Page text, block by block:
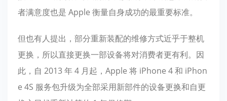
者满意度也是 Apple 衡量自身成功的最重要标准。
但也有人提出，部分重新装配的维修方式近乎于整机
更换，所以直接更换一部设备将对消费者更有利。因
此，自 2013 年 4 月起，Apple 将 iPhone 4 和 iPhon
e 4S 服务包升级为全部采用新部件的设备更换和自更